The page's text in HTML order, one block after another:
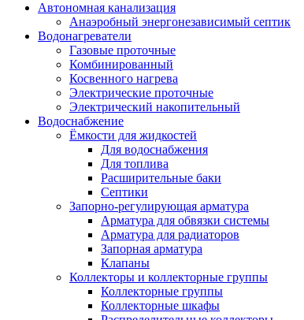
Автономная канализация
Анаэробный энергонезависимый септик
Водонагреватели
Газовые проточные
Комбинированный
Косвенного нагрева
Электрические проточные
Электрический накопительный
Водоснабжение
Ёмкости для жидкостей
Для водоснабжения
Для топлива
Расширительные баки
Септики
Запорно-регулирующая арматура
Арматура для обвязки системы
Арматура для радиаторов
Запорная арматура
Клапаны
Коллекторы и коллекторные группы
Коллекторные группы
Коллекторные шкафы